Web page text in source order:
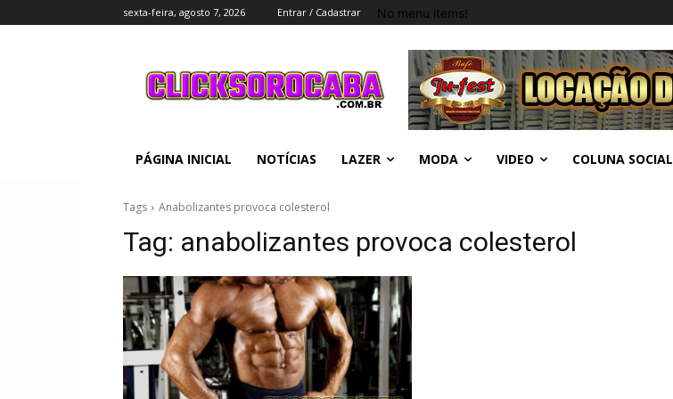
sexta-feira, agosto 7, 2026 Entrar / Cadastrar No menu items!
PÁGINA INICIAL NOTÍCIAS LAZER MODA VIDEO COLUNA SOCIAL
Tags Anabolizantes provoca colesterol
Tag: anabolizantes provoca colesterol